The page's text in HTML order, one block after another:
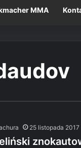
MMA
25 listopada 2017